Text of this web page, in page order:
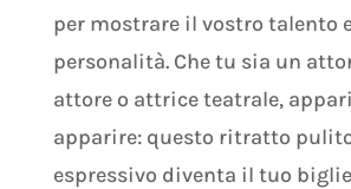
per mostrare il vostro talento
personalità. Che tu sia un
attore o attrice teatrale,
apparire: questo ritratto
espressivo diventa il tuo